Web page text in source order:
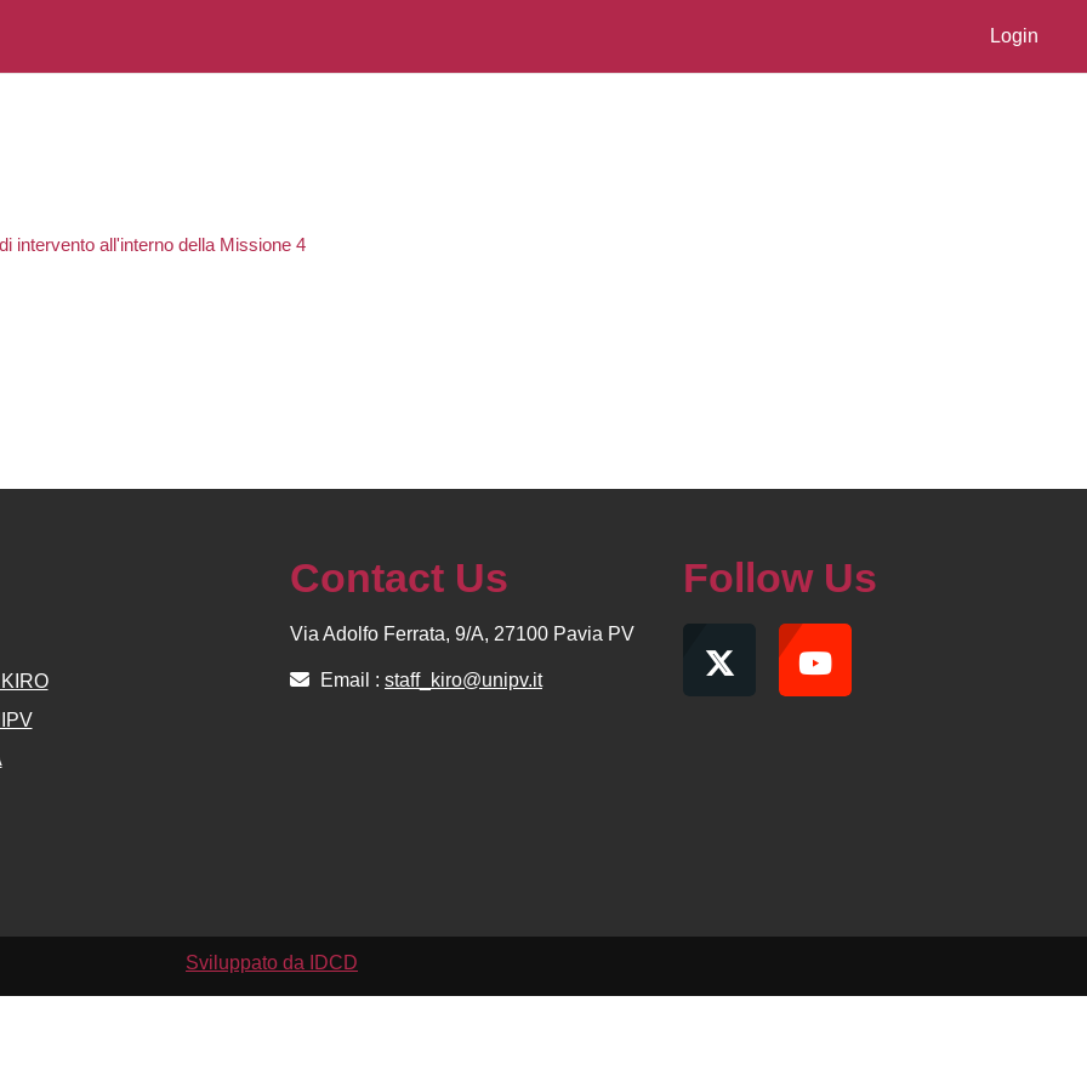
Login
intervento all'interno della Missione 4
Contact Us
Via Adolfo Ferrata, 9/A, 27100 Pavia PV
Email : staff_kiro@unipv.it
Follow Us
Sviluppato da IDCD